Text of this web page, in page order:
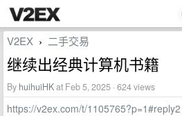
V2EX › 二手交易
继续出经典计算机书籍
By huihuiHKat Feb 5, 2025 · 624 views
https://v2ex.com/t/1105765?p=1#reply2